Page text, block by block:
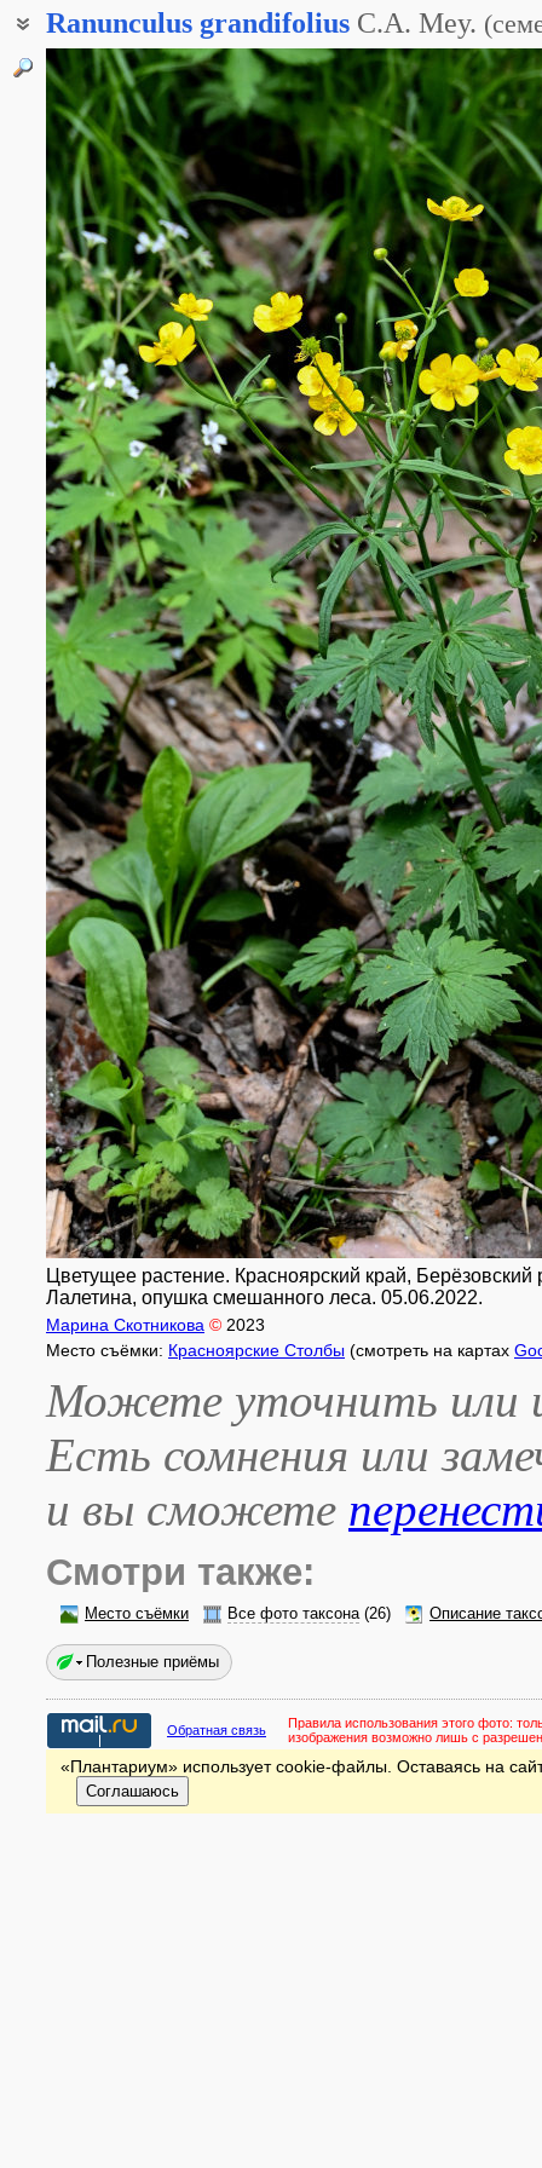
Ranunculus grandifolius C.A. Mey. (
Цветущее растение. Красноярский край,
Лалетина, опушка смешанного леса. 05.06.2022.
Марина Скотникова © 2023
Место съёмки: Красноярские Столбы (смотреть на картах
Можете уточнить или
Есть сомнения или
и вы сможете
Смотри также:
Место съёмки Все фото таксона(26) Описание
Полезные приёмы
Обратная связь Правила использования этого фото:
изображения возможно лишь с
«Плантариум» использует cookie-файлы. Оставаясь на
Соглашаюсь